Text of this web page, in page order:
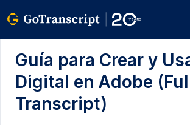
Guía para Crear y
Digital en Adobe
Transcript)